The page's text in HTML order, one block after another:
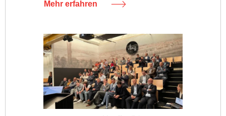
Mehr erfahren